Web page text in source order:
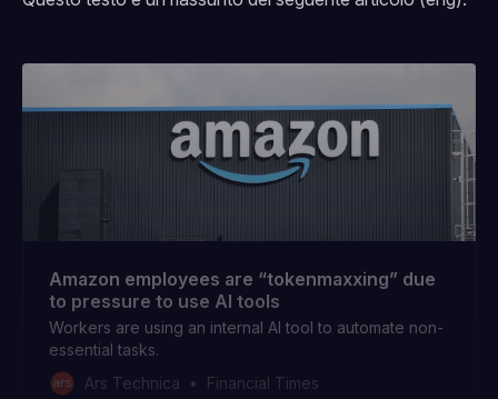
Amazon employees are “tokenmaxxing” due
to pressure to use AI tools
Workers are using an internal AI tool to automate non-
essential tasks.
Ars Technica
Financial Times